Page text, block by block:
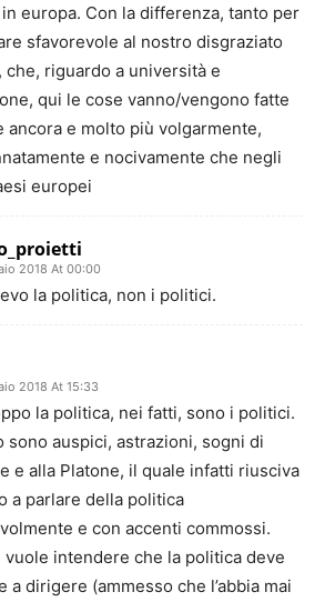
europa. Con la differenza, tanto per
sfavorevole al nostro disgraziato
che, riguardo a università e
qui le cose vanno/vengono fatte
ancora e molto più volgarmente,
e nocivamente che negli
europei
2018 At 00:00
la politica, non i politici.
2018 At 15:33
la politica, nei fatti, sono i politici.
sono auspici, astrazioni, sogni di
e alla Platone, il quale infatti riusciva
a parlare della politica
e con accenti commossi.
vuole intendere che la politica deve
a dirigere (ammesso che l’abbia mai